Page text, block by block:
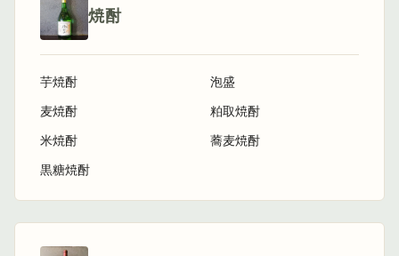
焼酎
芋焼酎
麦焼酎
米焼酎
黒糖焼酎
泡盛
粕取焼酎
蕎麦焼酎